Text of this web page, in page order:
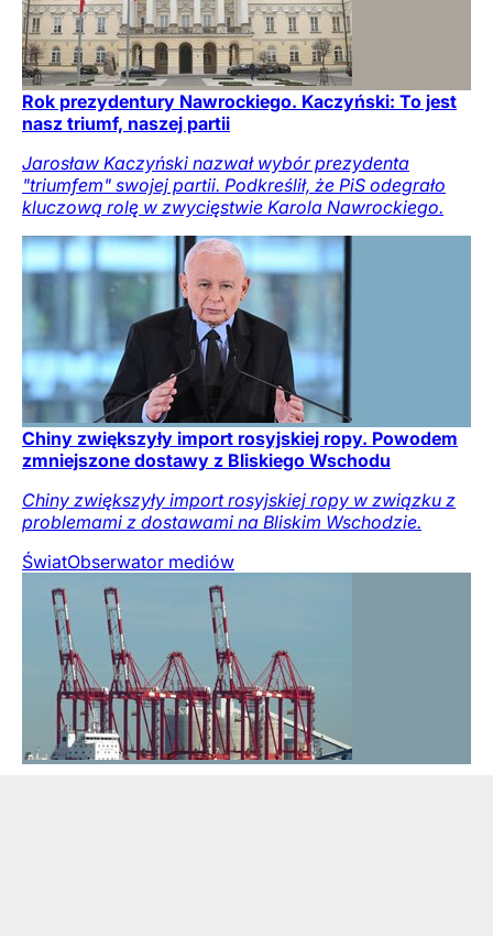
Rok prezydentury Nawrockiego. Kaczyński: To jest
nasz triumf, naszej partii
Jarosław Kaczyński nazwał wybór prezydenta
"triumfem" swojej partii. Podkreślił, że PiS odegrało
kluczową rolę w zwycięstwie Karola Nawrockiego.
Chiny zwiększyły import rosyjskiej ropy. Powodem
zmniejszone dostawy z Bliskiego Wschodu
Chiny zwiększyły import rosyjskiej ropy w związku z
problemami z dostawami na Bliskim Wschodzie.
ŚwiatObserwator mediów